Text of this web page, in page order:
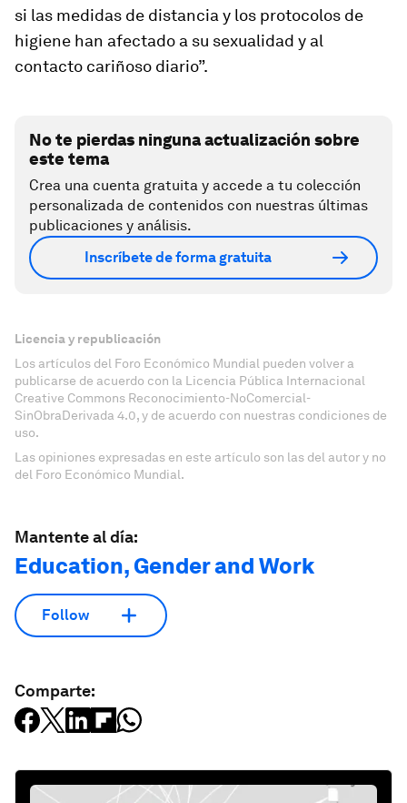
si las medidas de distancia y los protocolos de
higiene han afectado a su sexualidad y al
contacto cariñoso diario”.
No te pierdas ninguna actualización sobre
este tema
Crea una cuenta gratuita y accede a tu colección
personalizada de contenidos con nuestras últimas
publicaciones y análisis.
Inscríbete de forma gratuita
Licencia y republicación
Los artículos del Foro Económico Mundial pueden volver a
publicarse de acuerdo con la Licencia Pública Internacional
Creative Commons Reconocimiento-NoComercial-
SinObraDerivada 4.0, y de acuerdo con nuestras condiciones de
uso.
Las opiniones expresadas en este artículo son las del autor y no
del Foro Económico Mundial.
Mantente al día:
Education, Gender and Work
Follow
Comparte: